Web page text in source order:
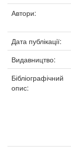
Автори:
Дата публікації:
Видавництво:
Бібліографічний
опис: